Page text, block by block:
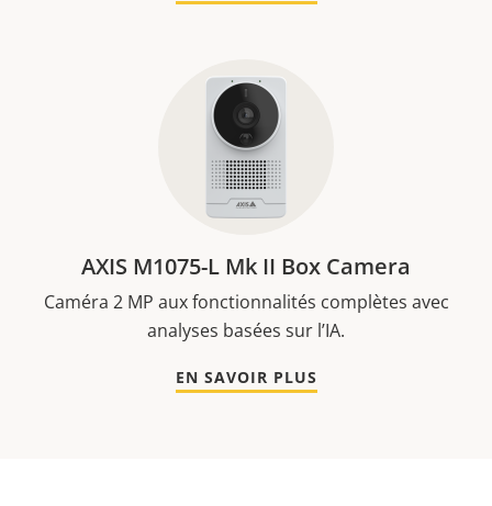
AXIS M1075-L Mk II Box Camera
Caméra 2 MP aux fonctionnalités complètes avec
analyses basées sur l’IA.
EN SAVOIR PLUS